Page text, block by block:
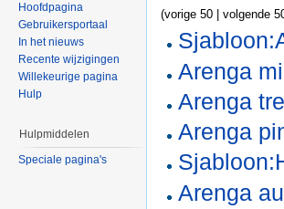
(vorige 50 | volgende
Arenga
Arenga
Arenga
Arenga
Hoofdpagina
Gebruikersportaal
In het nieuws
Recente wijzigingen
Willekeurige pagina
Hulp
Hulpmiddelen
Speciale pagina's